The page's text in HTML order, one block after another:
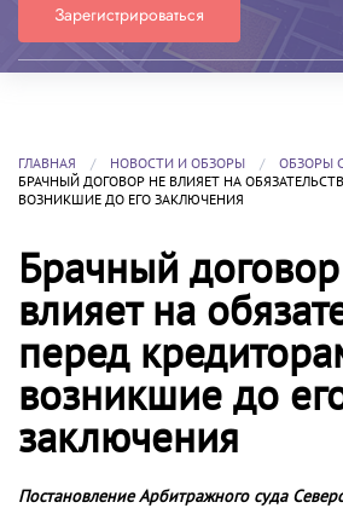
Зарегистрироваться
ГЛАВНАЯ НОВОСТИ И ОБЗОРЫ
ОБЗОРЫ
БРАЧНЫЙ ДОГОВОР НЕ ВЛИЯЕТ НА
ВОЗНИКШИЕ ДО ЕГО ЗАКЛЮЧЕНИЯ
Брачный
влияет на
перед
возникшие до
заключения
Постановление Арбитражного суда